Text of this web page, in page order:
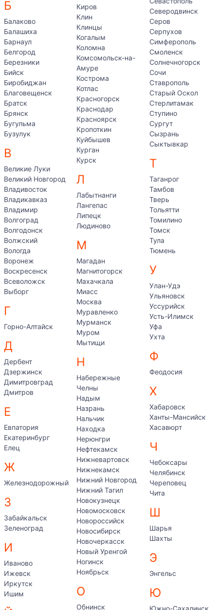
Б
Балаково
Балашиха
Барнаул
Белгород
Березники
Бийск
Биробиджан
Благовещенск
Братск
Брянск
Бугульма
Бузулук
В
Великие Луки
Великий Новгород
Владивосток
Владикавказ
Владимир
Волгоград
Волгодонск
Волжский
Вологда
Воронеж
Воскресенск
Всеволожск
Выборг
Г
Горно-Алтайск
Д
Дербент
Дзержинск
Димитровград
Дмитров
Е
Евпатория
Екатеринбург
Елец
Ж
Железнодорожный
З
Забайкальск
Зеленоград
И
Иваново
Ижевск
Иркутск
Ишим
Киров
Клин
Клинцы
Когалым
Коломна
Комсомольск-на-
Амуре
Кострома
Котлас
Красногорск
Краснодар
Красноярск
Кропоткин
Куйбышев
Курган
Курск
Л
Лабытнанги
Лангепас
Липецк
Людиново
М
Магадан
Магнитогорск
Махачкала
Миасс
Москва
Муравленко
Мурманск
Муром
Мытищи
Н
Набережные
Челны
Надым
Назрань
Нальчик
Находка
Нерюнгри
Нефтекамск
Нижневартовск
Нижнекамск
Нижний Новгород
Нижний Тагил
Новокузнецк
Новомосковск
Новороссийск
Новосибирск
Новочеркасск
Новый Уренгой
Ногинск
Ноябрьск
О
Обнинск
Северодвинск
Серов
Серпухов
Симферополь
Смоленск
Солнечногорск
Сочи
Ставрополь
Старый Оскол
Стерлитамак
Ступино
Сургут
Сызрань
Сыктывкар
Т
Таганрог
Тамбов
Тверь
Тольятти
Томилино
Томск
Тула
Тюмень
У
Улан-Удэ
Ульяновск
Уссурийск
Усть-Илимск
Уфа
Ухта
Ф
Феодосия
Х
Хабаровск
Ханты-Мансийск
Хасавюрт
Ч
Чебоксары
Челябинск
Череповец
Чита
Ш
Шарья
Шахты
Э
Энгельс
Ю
Южно-Сахалинск